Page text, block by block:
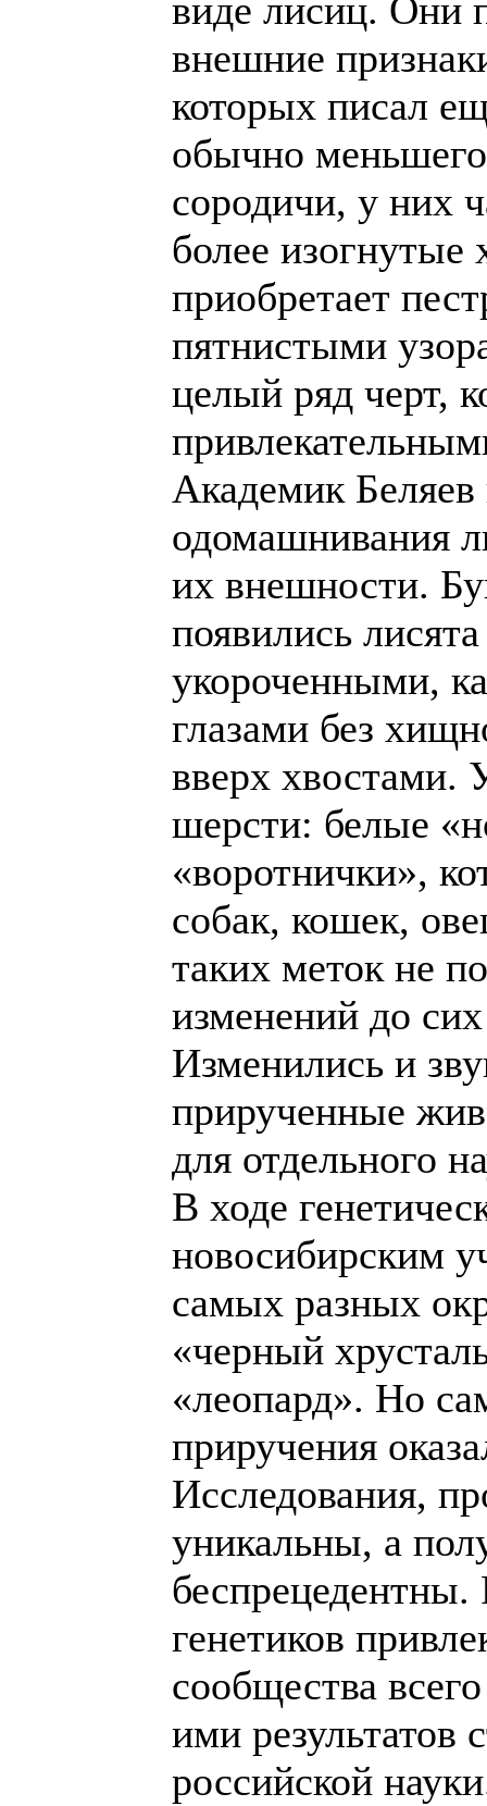
виде лисиц. Они
внешние
которых писал
обычно
сородичи, у них
более изогнутые
приобретает
пятнистыми
целый ряд черт,
Академик Беляев
одомашнивания
их внешности.
появились
укороченными,
глазами без
вверх хвостами.
шерсти: белые
«воротнички»,
собак, кошек,
таких меток не
изменений до
Изменились и
прирученные
для отдельного
В ходе
новосибирским
самых разных
«черный
«леопард». Но
приручения
Исследования,
уникальны, а
беспрецедентны.
генетиков
сообщества
ими результатов
российской